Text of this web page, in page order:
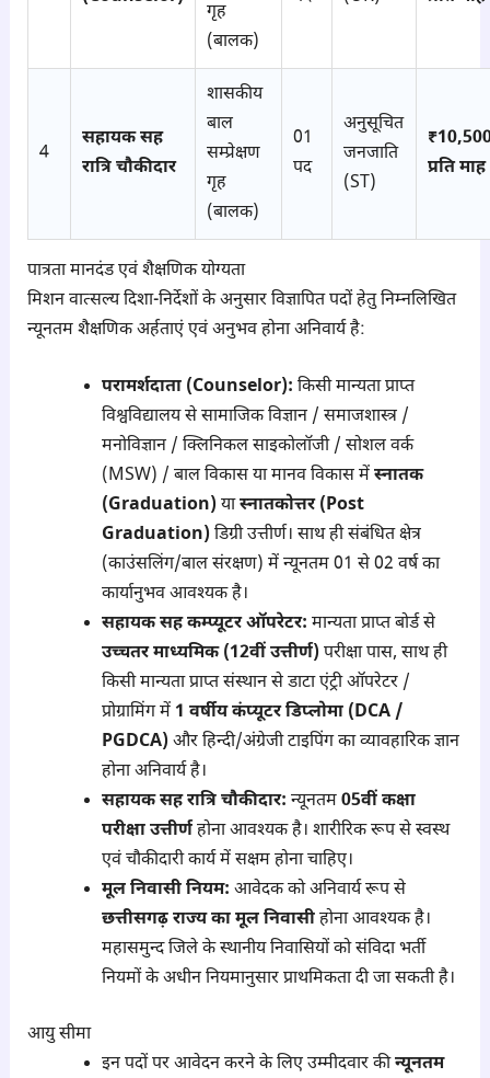
गृह
(बालक)
4
सहायक सह
रात्रि चौकीदार
शासकीय
बाल
सम्प्रेक्षण
गृह
(बालक)
01
पद
अनुसूचित
जनजाति
(ST)
प्रति माह
पात्रता मानदंड एवं शैक्षणिक योग्यता
मिशन वात्सल्य दिशा-निर्देशों के अनुसार विज्ञापित पदों हेतु निम्नलिखित
न्यूनतम शैक्षणिक अर्हताएं एवं अनुभव होना अनिवार्य है:
परामर्शदाता (Counselor): किसी मान्यता प्राप्त
विश्वविद्यालय से सामाजिक विज्ञान / समाजशास्त्र /
मनोविज्ञान / क्लिनिकल साइकोलॉजी / सोशल वर्क
(MSW) / बाल विकास या मानव विकास मेंस्नातक
(Graduation) यास्नातकोत्तर (Post
Graduation) डिग्री उत्तीर्ण। साथ ही संबंधित क्षेत्र
(काउंसलिंग/बाल संरक्षण) में न्यूनतम 01 से 02 वर्ष का
कार्यानुभव आवश्यक है।
सहायक सह कम्प्यूटर ऑपरेटर: मान्यता प्राप्त बोर्ड से
उच्चतर माध्यमिक (12वीं उत्तीर्ण) परीक्षा पास, साथ ही
किसी मान्यता प्राप्त संस्थान से डाटा एंट्री ऑपरेटर /
प्रोग्रामिंग में 1 वर्षीय कंप्यूटर डिप्लोमा (DCA /
PGDCA) और हिन्दी/अंग्रेजी टाइपिंग का व्यावहारिक ज्ञान
होना अनिवार्य है।
सहायक सह रात्रि चौकीदार: न्यूनतम05वीं कक्षा
परीक्षा उत्तीर्णहोना आवश्यक है। शारीरिक रूप से स्वस्थ
एवं चौकीदारी कार्य में सक्षम होना चाहिए।
मूल निवासी नियम: आवेदक को अनिवार्य रूप से
छत्तीसगढ़ राज्य का मूल निवासीहोना आवश्यक है।
महासमुन्द जिले के स्थानीय निवासियों को संविदा भर्ती
नियमों के अधीन नियमानुसार प्राथमिकता दी जा सकती है।
आयु सीमा
इन पदों पर आवेदन करने के लिए उम्मीदवार कीन्यूनतम